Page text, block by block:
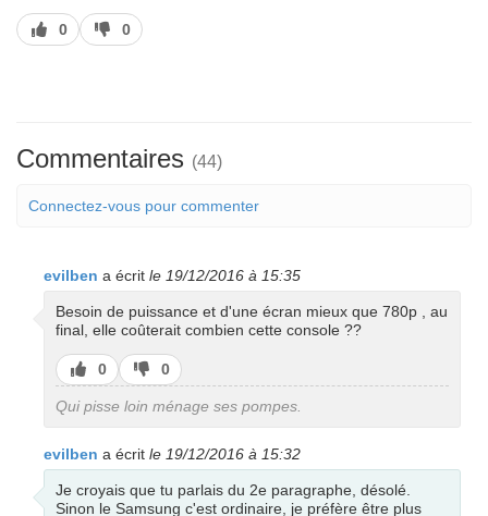
J’aime
0
J’aime
pas
0
Commentaires (44)
Connectez-vous pour commenter
evilben a écrit le 19/12/2016 à 15:35
Besoin de puissance et d'une écran mieux que 780p , au
final, elle coûterait combien cette console ??
J’aime
0
J’aime
pas
0
Qui pisse loin ménage ses pompes.
evilben a écrit le 19/12/2016 à 15:32
Je croyais que tu parlais du 2e paragraphe, désolé.
Sinon le Samsung c'est ordinaire, je préfère être plus